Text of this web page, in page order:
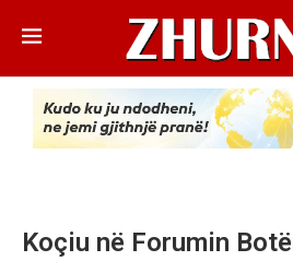
Koçiu në Forumin